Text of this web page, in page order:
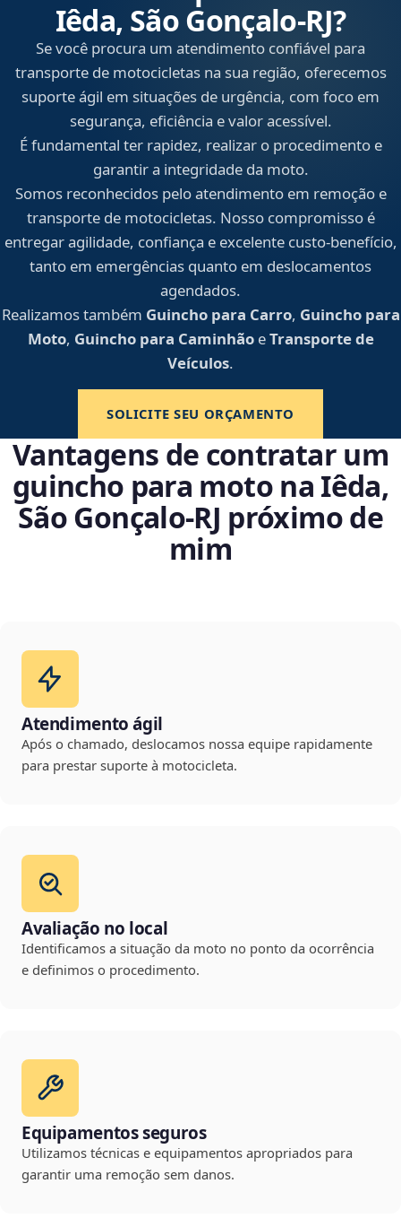
Iêda, São Gonçalo‑RJ?
Se você procura um atendimento confiável para
transporte de motocicletas na sua região, oferecemos
suporte ágil em situações de urgência, com foco em
segurança, eficiência e valor acessível.
É fundamental ter rapidez, realizar o procedimento e
garantir a integridade da moto.
Somos reconhecidos pelo atendimento em remoção e
transporte de motocicletas. Nosso compromisso é
entregar agilidade, confiança e excelente custo-benefício,
tanto em emergências quanto em deslocamentos
agendados.
Realizamos também Guincho para Carro, Guincho para
Moto, Guincho para CaminhãoeTransporte de
Veículos.
SOLICITE SEU ORÇAMENTO
Vantagens de contratar um
guincho para moto na Iêda,
São Gonçalo‑RJ próximo de
mim
Atendimento ágil
Após o chamado, deslocamos nossa equipe rapidamente
para prestar suporte à motocicleta.
Avaliação no local
Identificamos a situação da moto no ponto da ocorrência
e definimos o procedimento.
Equipamentos seguros
Utilizamos técnicas e equipamentos apropriados para
garantir uma remoção sem danos.